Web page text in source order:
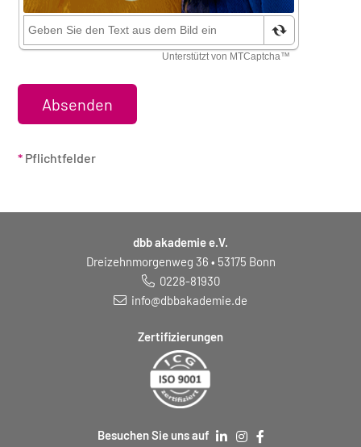
* Pflichtfelder
dbb akademie e.V.
Dreizehnmorgenweg 36 • 53175 Bonn
0228-81930
info@dbbakademie.de
Zertifizierungen
Besuchen Sie uns auf